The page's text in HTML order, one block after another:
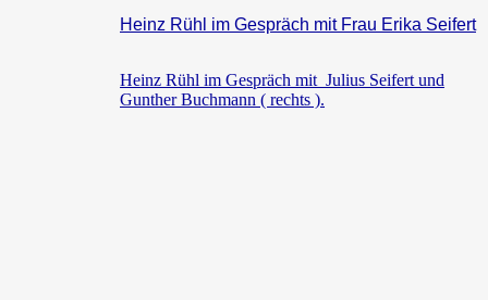
Heinz Rühl im Gespräch mit Frau Erika Seifert
Heinz Rühl im Gespräch mit Julius Seifert und
Gunther Buchmann ( rechts ).